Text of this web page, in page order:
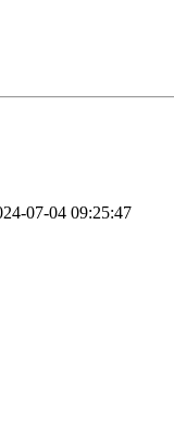
07-04 09:25:47